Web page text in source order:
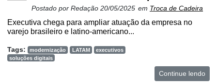
Artigos
Agenda
Postado por Redação 20/05/2025 em Troca de Cadeira
Executiva chega para ampliar atuação da empresa no
varejo brasileiro e latino-americano...
Tags: modernização LATAM
executivos
soluções digitais
Continue lendo